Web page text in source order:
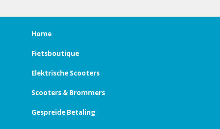
Home
Fietsboutique
Elektrische Scooters
Scooters & Brommers
Gespreide Betaling